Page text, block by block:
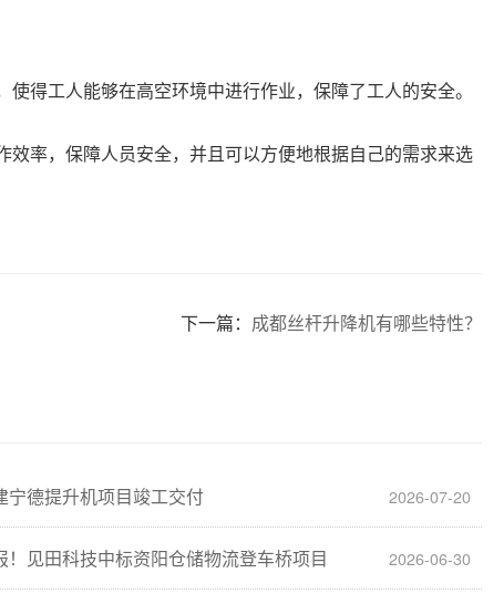
得工人能够在高空环境中进行作业，保障了工人的安全。
率，保障人员安全，并且可以方便地根据自己的需求来选
下一篇： 成都丝杆升降机有哪些特性？
宁德提升机项目竣工交付 2026-07-20
！见田科技中标资阳仓储物流登车桥项目 2026-06-30